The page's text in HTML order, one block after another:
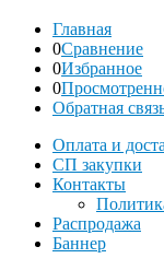
Главная
0Сравнение
0Избранное
0
Обратная
Оплата и
СП закупки
Контакты
Распродажа
Баннер